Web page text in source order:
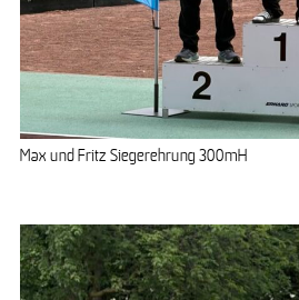
Max und Fritz Siegerehrung 300mH